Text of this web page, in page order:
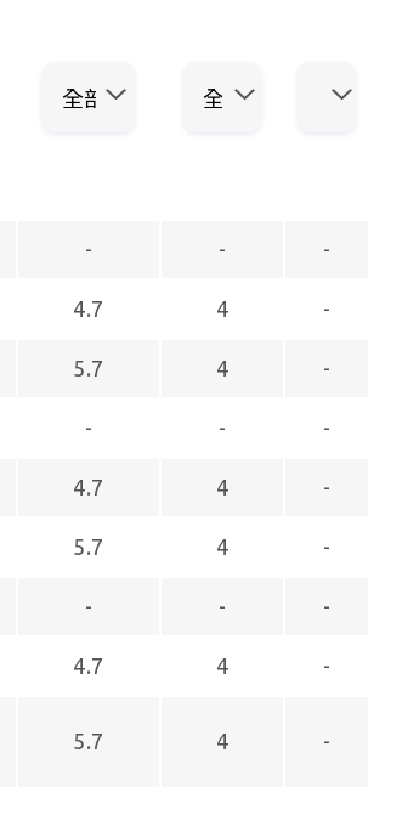
- - -
4.7 4 -
5.7 4 -
- - -
4.7 4 -
5.7 4 -
- - -
4.7 4 -
5.7 4 -